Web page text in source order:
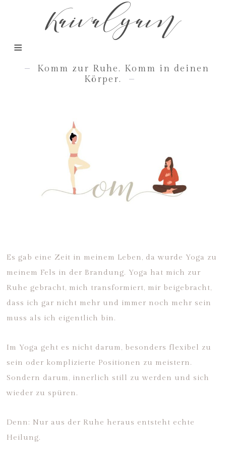
Kaivalyam
Komm zur Ruhe. Komm in deinen
Körper.
Es gab eine Zeit in meinem Leben, da wurde Yoga zu
meinem Fels in der Brandung. Yoga hat mich zur
Ruhe gebracht, mich transformiert, mir beigebracht,
dass ich gar nicht mehr und immer noch mehr sein
muss als ich eigentlich bin.
Im Yoga geht es nicht darum, besonders flexibel zu
sein oder komplizierte Positionen zu meistern.
Sondern darum, innerlich still zu werden und sich
wieder zu spüren.
Denn: Nur aus der Ruhe heraus entsteht echte
Heilung.